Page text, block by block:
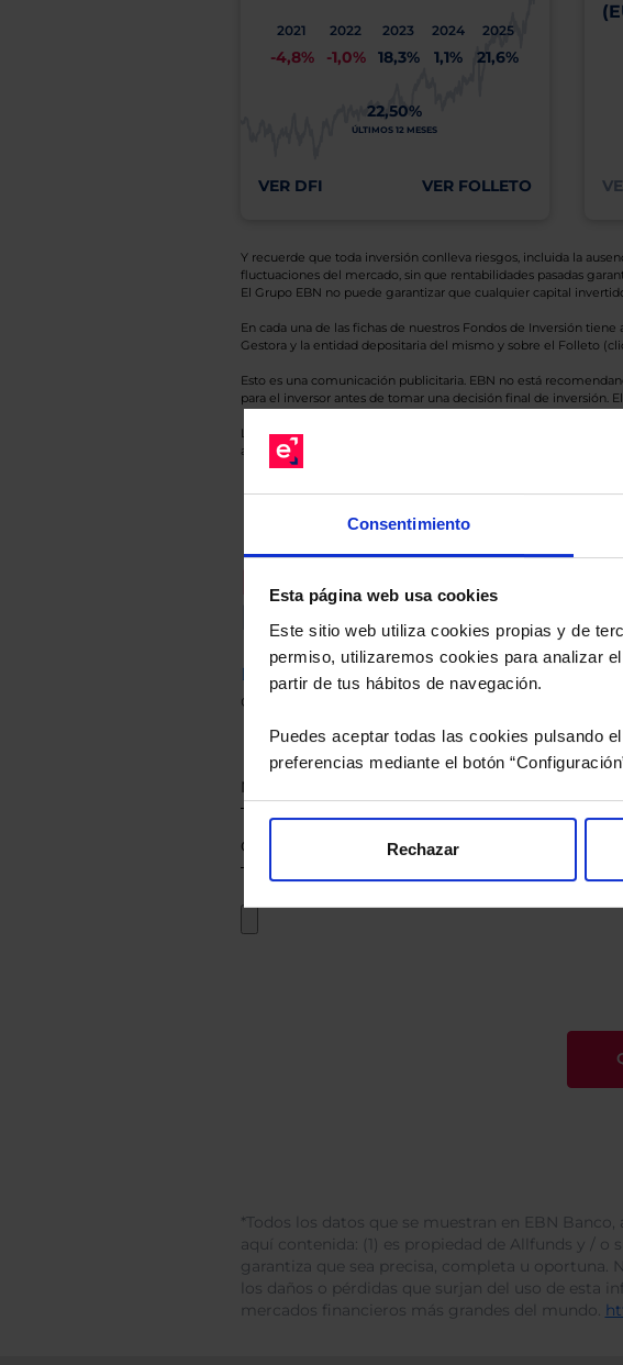
Consentimiento
Esta página web usa cookies
Este sitio web utiliza cookies propias y de
permiso, utilizaremos cookies para analizar
partir de tus hábitos de navegación.
Puedes aceptar todas las cookies pulsando
preferencias mediante el botón
Rechazar
2021
-4,8%
2022
-1,0%
2023
18,3%
2024
1,1%
2025
21,6%
22,50%
ÚLTIMOS 12 MESES
VER DFI VER FOLLETO
Y recuerde que toda inversión conlleva riesgos, incluida la
fluctuaciones del mercado, sin que rentabilidades pasadas
El Grupo EBN no puede garantizar que cualquier capital
En cada una de las fichas de nuestros Fondos de Inversión
Gestora y la entidad depositaria del mismo y sobre el Folleto
Esto es una comunicación publicitaria. EBN no está
para el inversor antes de tomar una decisión final de inversión.
Los datos de rentabilidad mostrados hacen referencia a los
anterior a Valor Liquidativo actual con reinversión de
Recomendado.
Le hacemos un
Descárguese el archivo
e indíquenos los
de sus alternativas de Clases Limpias con
*Todos los datos que se muestran en EBN
aquí contenida: (1) es propiedad de Allfunds y / o
garantiza que sea precisa, completa u oportuna.
los daños o pérdidas que surjan del uso de esta
mercados financieros más grandes del mundo.